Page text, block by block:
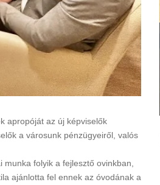
apropóját az új képviselők
a városunk pénzügyeiről, valós
munka folyik a fejlesztő ovinkban,
ajánlotta fel ennek az óvodának a
Államalapítás ünnepe
Időpont: 2026. augusztus 20.
Helyszín: Fő tér, Strandfürdő,
Búcsú tér